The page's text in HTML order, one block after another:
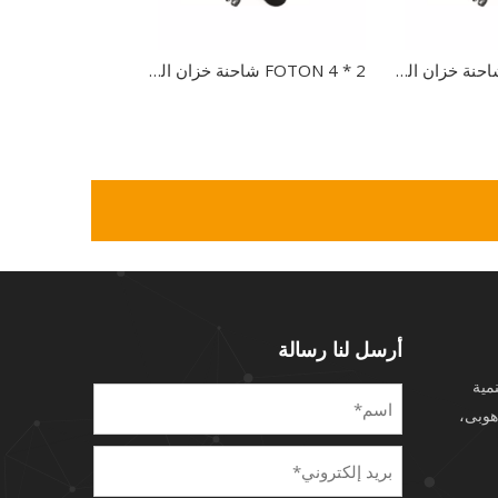
FOTON 4 * 2 شاحنة خزان المياه مع شاحنة الرش لشاحنة صهريج تنظيف الشوارع FOTON 4 * 2 شاحنة خزان المياه مع شاحنة الرش لشاحنة صهريج تنظيف الشوارع
أرسل لنا رسالة